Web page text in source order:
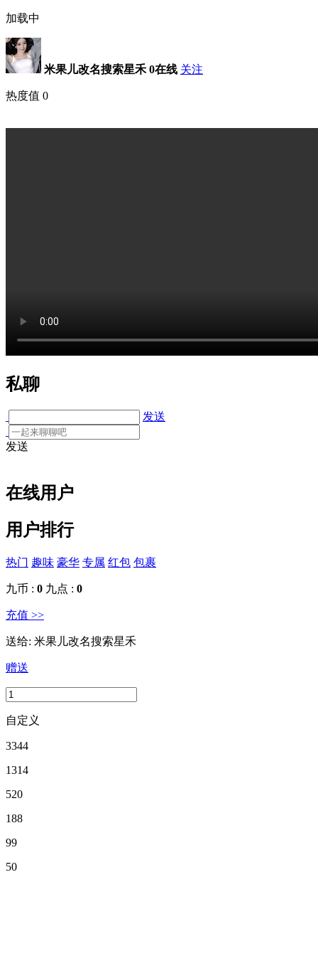
加载中
米果儿改名搜索星禾 0在线 关注
热度值 0
私聊
发送
发送
在线用户
用户排行
热门 趣味 豪华 专属 红包 包裹
九币 : 0 九点 : 0
充值 >>
送给: 米果儿改名搜索星禾
赠送
自定义
3344
1314
520
188
99
50